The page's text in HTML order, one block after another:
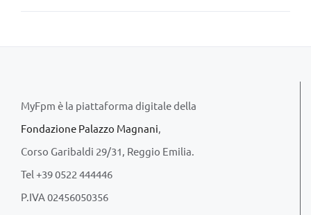
MyFpm è la piattaforma digitale della
Fondazione Palazzo Magnani,
Corso Garibaldi 29/31, Reggio Emilia.
Tel +39 0522 444446
P.IVA 02456050356